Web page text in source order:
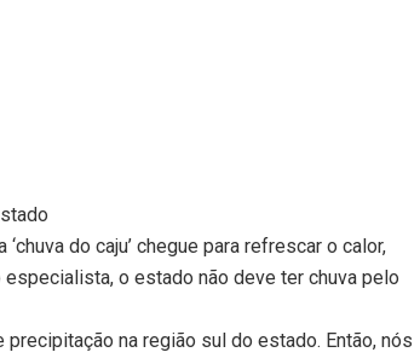
do caju’ chegue para refrescar o calor,
o estado não deve ter chuva pelo
precipitação na região sul do estado. Então, nós